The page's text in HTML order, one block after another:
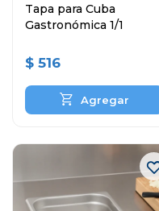
Tapa para Cuba
Gastronómica 1/1
$ 516